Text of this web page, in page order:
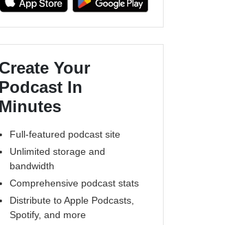
Create Your
Podcast In
Minutes
Full-featured podcast site
Unlimited storage and
bandwidth
Comprehensive podcast stats
Distribute to Apple Podcasts,
Spotify, and more